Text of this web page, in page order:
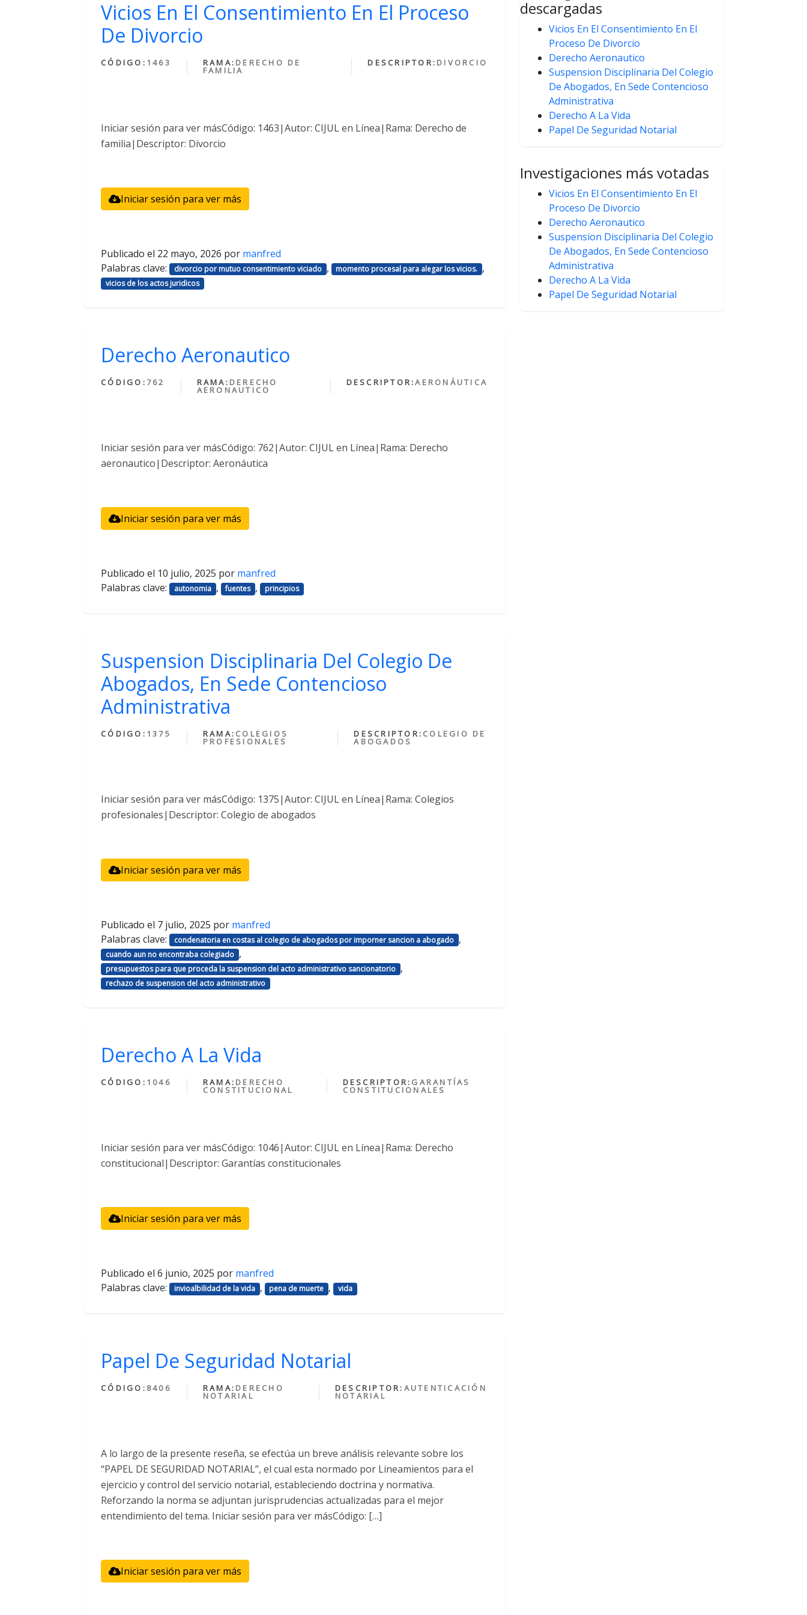
Vicios En El Consentimiento En El Proceso
De Divorcio
CÓDIGO: 1463 RAMA: DERECHO DE
FAMILIA
DESCRIPTOR: DIVORCIO
Iniciar sesión para ver másCódigo: 1463|Autor: CIJUL en Línea|Rama: Derecho de
familia|Descriptor: Divorcio
Iniciar sesión para ver más
Publicado el 22 mayo, 2026 por manfred
Palabras clave:
divorcio por mutuo consentimiento viciado , momento procesal para alegar los vicios. ,
vicios de los actos juridicos
Derecho Aeronautico
CÓDIGO: 762 RAMA: DERECHO
AERONAUTICO
DESCRIPTOR:AERONÁUTICA
Iniciar sesión para ver másCódigo: 762|Autor: CIJUL en Línea|Rama: Derecho
aeronautico|Descriptor: Aeronáutica
Iniciar sesión para ver más
Publicado el 10 julio, 2025 por manfred
Palabras clave:
autonomia , fuentes , principios
Suspension Disciplinaria Del Colegio De
Abogados, En Sede Contencioso
Administrativa
CÓDIGO: 1375 RAMA: COLEGIOS
PROFESIONALES
DESCRIPTOR: COLEGIO DE
ABOGADOS
Iniciar sesión para ver másCódigo: 1375|Autor: CIJUL en Línea|Rama: Colegios
profesionales|Descriptor: Colegio de abogados
Iniciar sesión para ver más
Publicado el 7 julio, 2025 por manfred
Palabras clave:
condenatoria en costas al colegio de abogados por imporner sancion a abogado ,
cuando aun no encontraba colegiado ,
presupuestos para que proceda la suspension del acto administrativo sancionatorio ,
rechazo de suspension del acto administrativo
Derecho A La Vida
CÓDIGO: 1046 RAMA: DERECHO
CONSTITUCIONAL
DESCRIPTOR: GARANTÍAS
CONSTITUCIONALES
Iniciar sesión para ver másCódigo: 1046|Autor: CIJUL en Línea|Rama: Derecho
constitucional|Descriptor: Garantías constitucionales
Iniciar sesión para ver más
Publicado el 6 junio, 2025 por manfred
Palabras clave:
invioalbilidad de la vida , pena de muerte , vida
Papel De Seguridad Notarial
CÓDIGO: 8406 RAMA: DERECHO
NOTARIAL
DESCRIPTOR: AUTENTICACIÓN
NOTARIAL
A lo largo de la presente reseña, se efectúa un breve análisis relevante sobre los
“PAPEL DE SEGURIDAD NOTARIAL”, el cual esta normado por Lineamientos para el
ejercicio y control del servicio notarial, estableciendo doctrina y normativa.
Reforzando la norma se adjuntan jurisprudencias actualizadas para el mejor
entendimiento del tema. Iniciar sesión para ver másCódigo: […]
Iniciar sesión para ver más
descargadas
Vicios En El Consentimiento En El
Proceso De Divorcio
Derecho Aeronautico
Suspension Disciplinaria Del Colegio
De Abogados, En Sede Contencioso
Administrativa
Derecho A La Vida
Papel De Seguridad Notarial
Investigaciones más votadas
Vicios En El Consentimiento En El
Proceso De Divorcio
Derecho Aeronautico
Suspension Disciplinaria Del Colegio
De Abogados, En Sede Contencioso
Administrativa
Derecho A La Vida
Papel De Seguridad Notarial